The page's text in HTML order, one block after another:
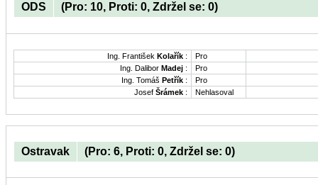
ODS (Pro: 10, Proti: 0, Zdržel se: 0)
Ing. František Kolařík :
Pro
Ing. Dalibor Madej :
Pro
Ing. Tomáš Petřík :
Pro
Josef Šrámek : Nehlasoval
Ostravak (Pro: 6, Proti: 0, Zdržel se: 0)